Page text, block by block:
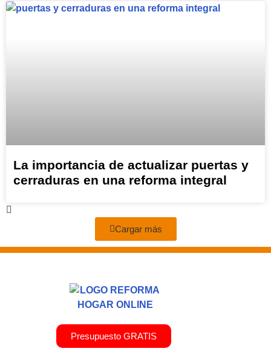
La importancia de actualizar puertas y
cerraduras en una reforma integral
Cargar más
Presupuesto GRATIS